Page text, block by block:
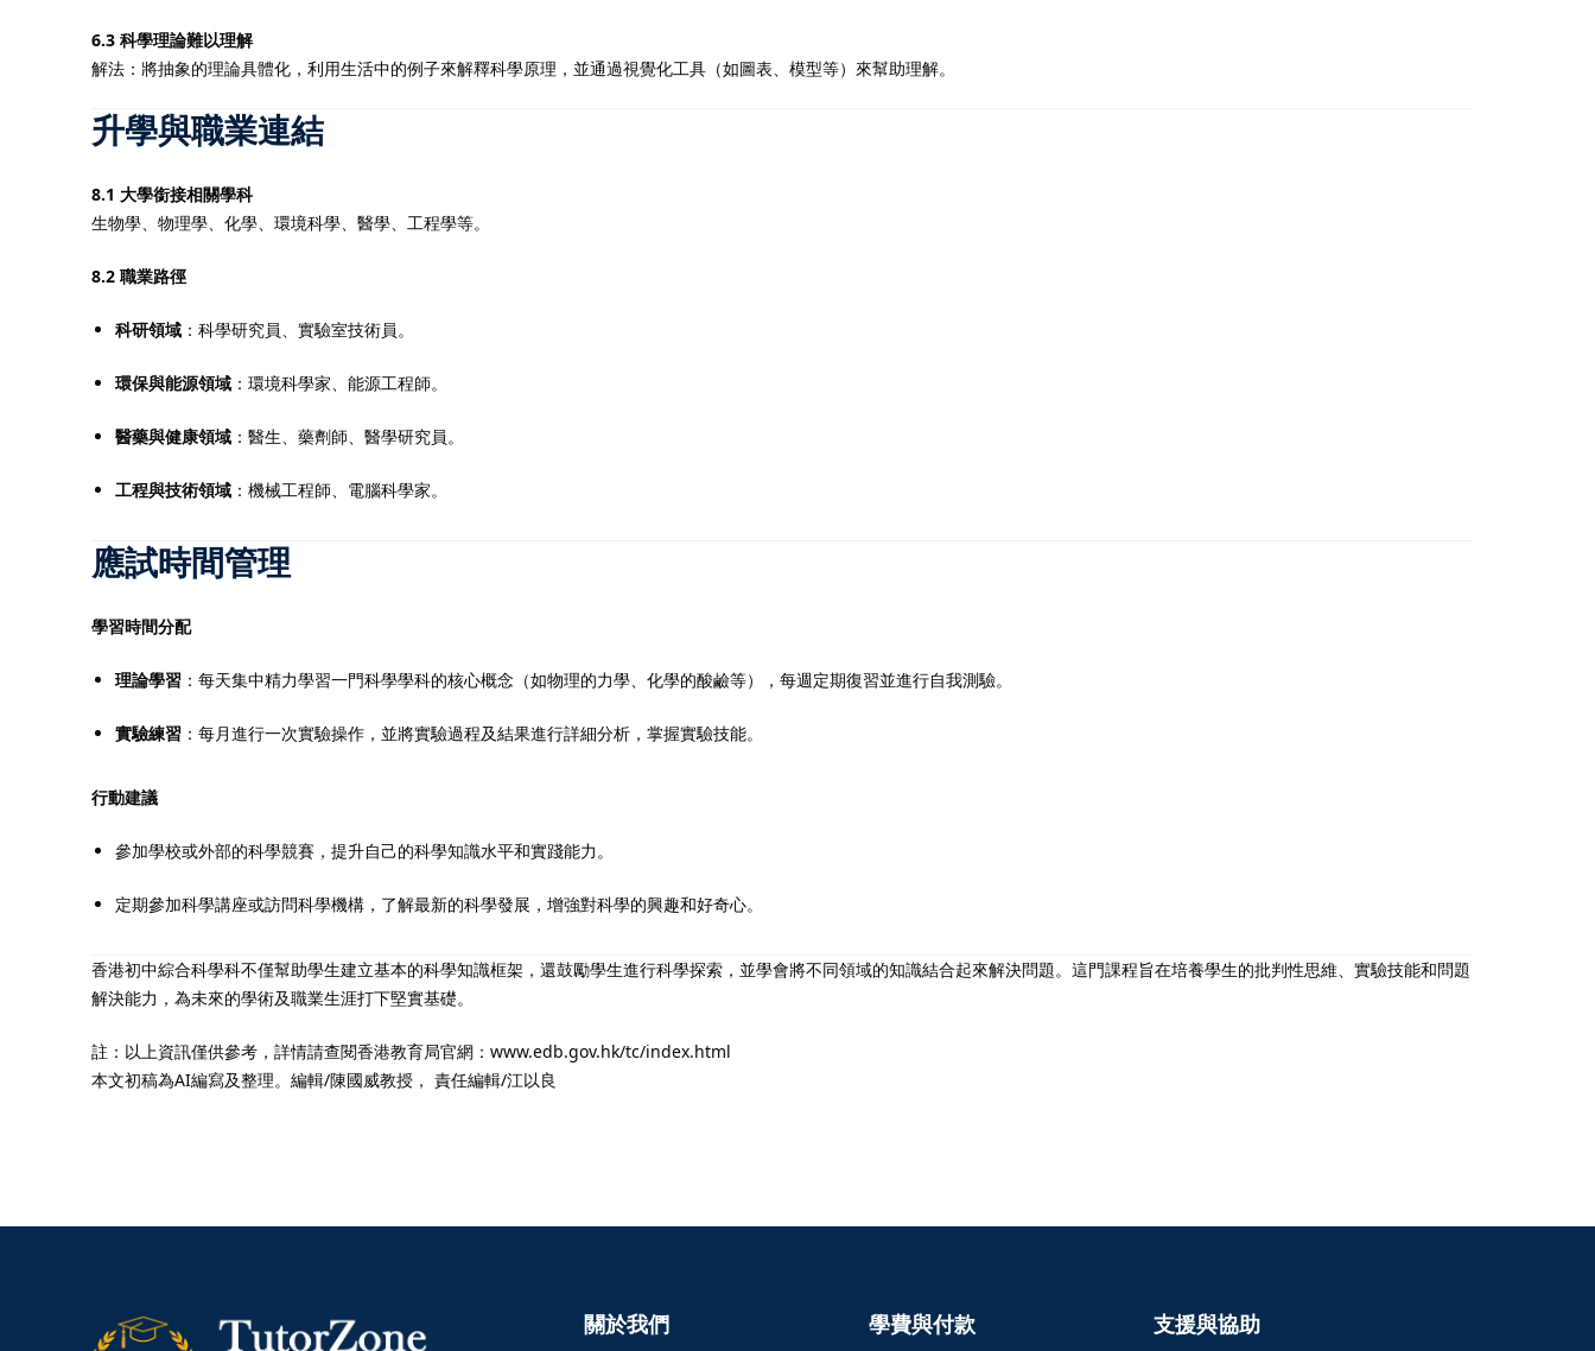
6.3 科學理論難以理解
解法：將抽象的理論具體化，利用生活中的例子來解釋科學原理，並通過視覺化工具（如圖表、模型等）來幫助理解。
升學與職業連結
8.1 大學銜接相關學科
生物學、物理學、化學、環境科學、醫學、工程學等。
8.2 職業路徑
科研領域 ：科學研究員、實驗室技術員。
環保與能源領域 ：環境科學家、能源工程師。
醫藥與健康領域 ：醫生、藥劑師、醫學研究員。
工程與技術領域 ：機械工程師、電腦科學家。
應試時間管理
學習時間分配
理論學習 ：每天集中精力學習一門科學學科的核心概念（如物理的力學、化學的酸鹼等），每週定期復習並進行自我測驗。
實驗練習 ：每月進行一次實驗操作，並將實驗過程及結果進行詳細分析，掌握實驗技能。
行動建議
參加學校或外部的科學競賽，提升自己的科學知識水平和實踐能力。
定期參加科學講座或訪問科學機構，了解最新的科學發展，增強對科學的興趣和好奇心。
香港初中綜合科學科不僅幫助學生建立基本的科學知識框架，還鼓勵學生進行科學探索，並學會將不同領域的知識結合起來解決問題。這門課程旨在培養學生的批判性思維、實驗技能和問題
解決能力，為未來的學術及職業生涯打下堅實基礎。
註：以上資訊僅供參考，詳情請查閱香港教育局官網：www.edb.gov.hk/tc/index.html
本文初稿為AI編寫及整理。編輯/陳國威教授， 責任編輯/江以良
關於我們 學費與付款 支援與協助